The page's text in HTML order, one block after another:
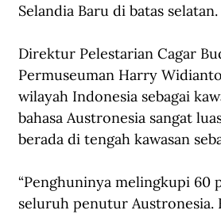
Selandia Baru di batas selatan.
Direktur Pelestarian Cagar
Permuseuman Harry
wilayah Indonesia sebagai
bahasa Austronesia sangat
berada di tengah kawasan
“Penghuninya melingkupi 60
seluruh penutur Austronesia.